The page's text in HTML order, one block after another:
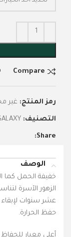
Compare
رمز المنتج: غير
التصنيف:
Share:
الوصف
خفيفة الحمل كما
الزهور الآسرة
عشر سنوات
حفظ الحرارة.
أعلى معيار للحفاظ